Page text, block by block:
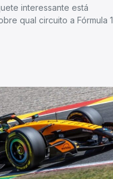
interessante está
qual circuito a Fórmula 1